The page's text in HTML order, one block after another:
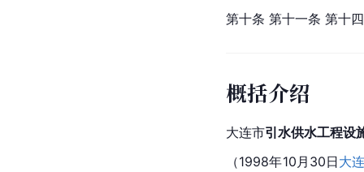
第十条 第十一条 第十
概括介绍
大连市引水供水工程设
（1998年10月30日大